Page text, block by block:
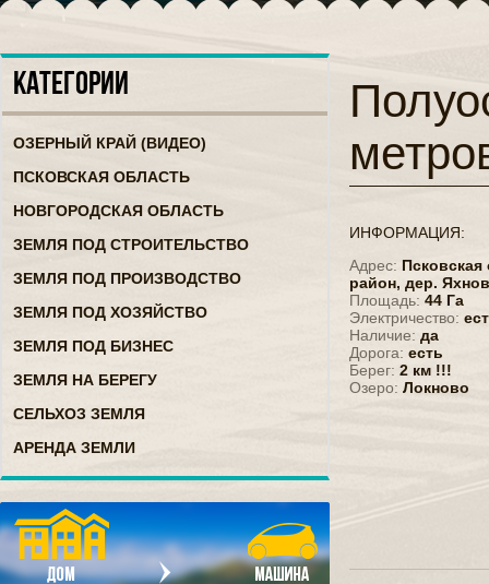
КАТЕГОРИИ
ОЗЕРНЫЙ КРАЙ (ВИДЕО)
ПСКОВСКАЯ ОБЛАСТЬ
НОВГОРОДСКАЯ ОБЛАСТЬ
ЗЕМЛЯ ПОД СТРОИТЕЛЬСТВО
ЗЕМЛЯ ПОД ПРОИЗВОДСТВО
ЗЕМЛЯ ПОД ХОЗЯЙСТВО
ЗЕМЛЯ ПОД БИЗНЕС
ЗЕМЛЯ НА БЕРЕГУ
СЕЛЬХОЗ ЗЕМЛЯ
АРЕНДА ЗЕМЛИ
ИНФОРМАЦИЯ:
Адрес:
район, дер.
Площадь: 44 Га
Электричество:
Наличие: да
Дорога: есть
Берег: 2 км !!!
Озеро: Локново